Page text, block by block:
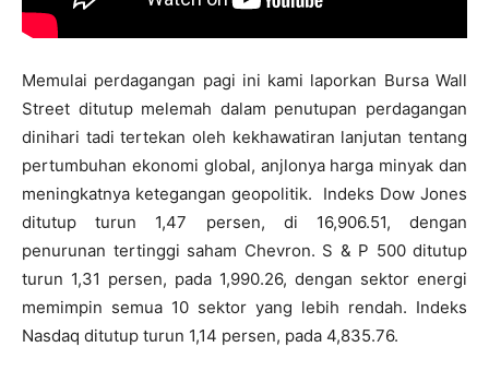
Memulai perdagangan pagi ini kami laporkan Bursa Wall
Street ditutup melemah dalam penutupan perdagangan
dinihari tadi tertekan oleh kekhawatiran lanjutan tentang
pertumbuhan ekonomi global, anjlonya harga minyak dan
meningkatnya ketegangan geopolitik. Indeks Dow Jones
ditutup turun 1,47 persen, di 16,906.51, dengan
penurunan tertinggi saham Chevron. S & P 500 ditutup
turun 1,31 persen, pada 1,990.26, dengan sektor energi
memimpin semua 10 sektor yang lebih rendah. Indeks
Nasdaq ditutup turun 1,14 persen, pada 4,835.76.